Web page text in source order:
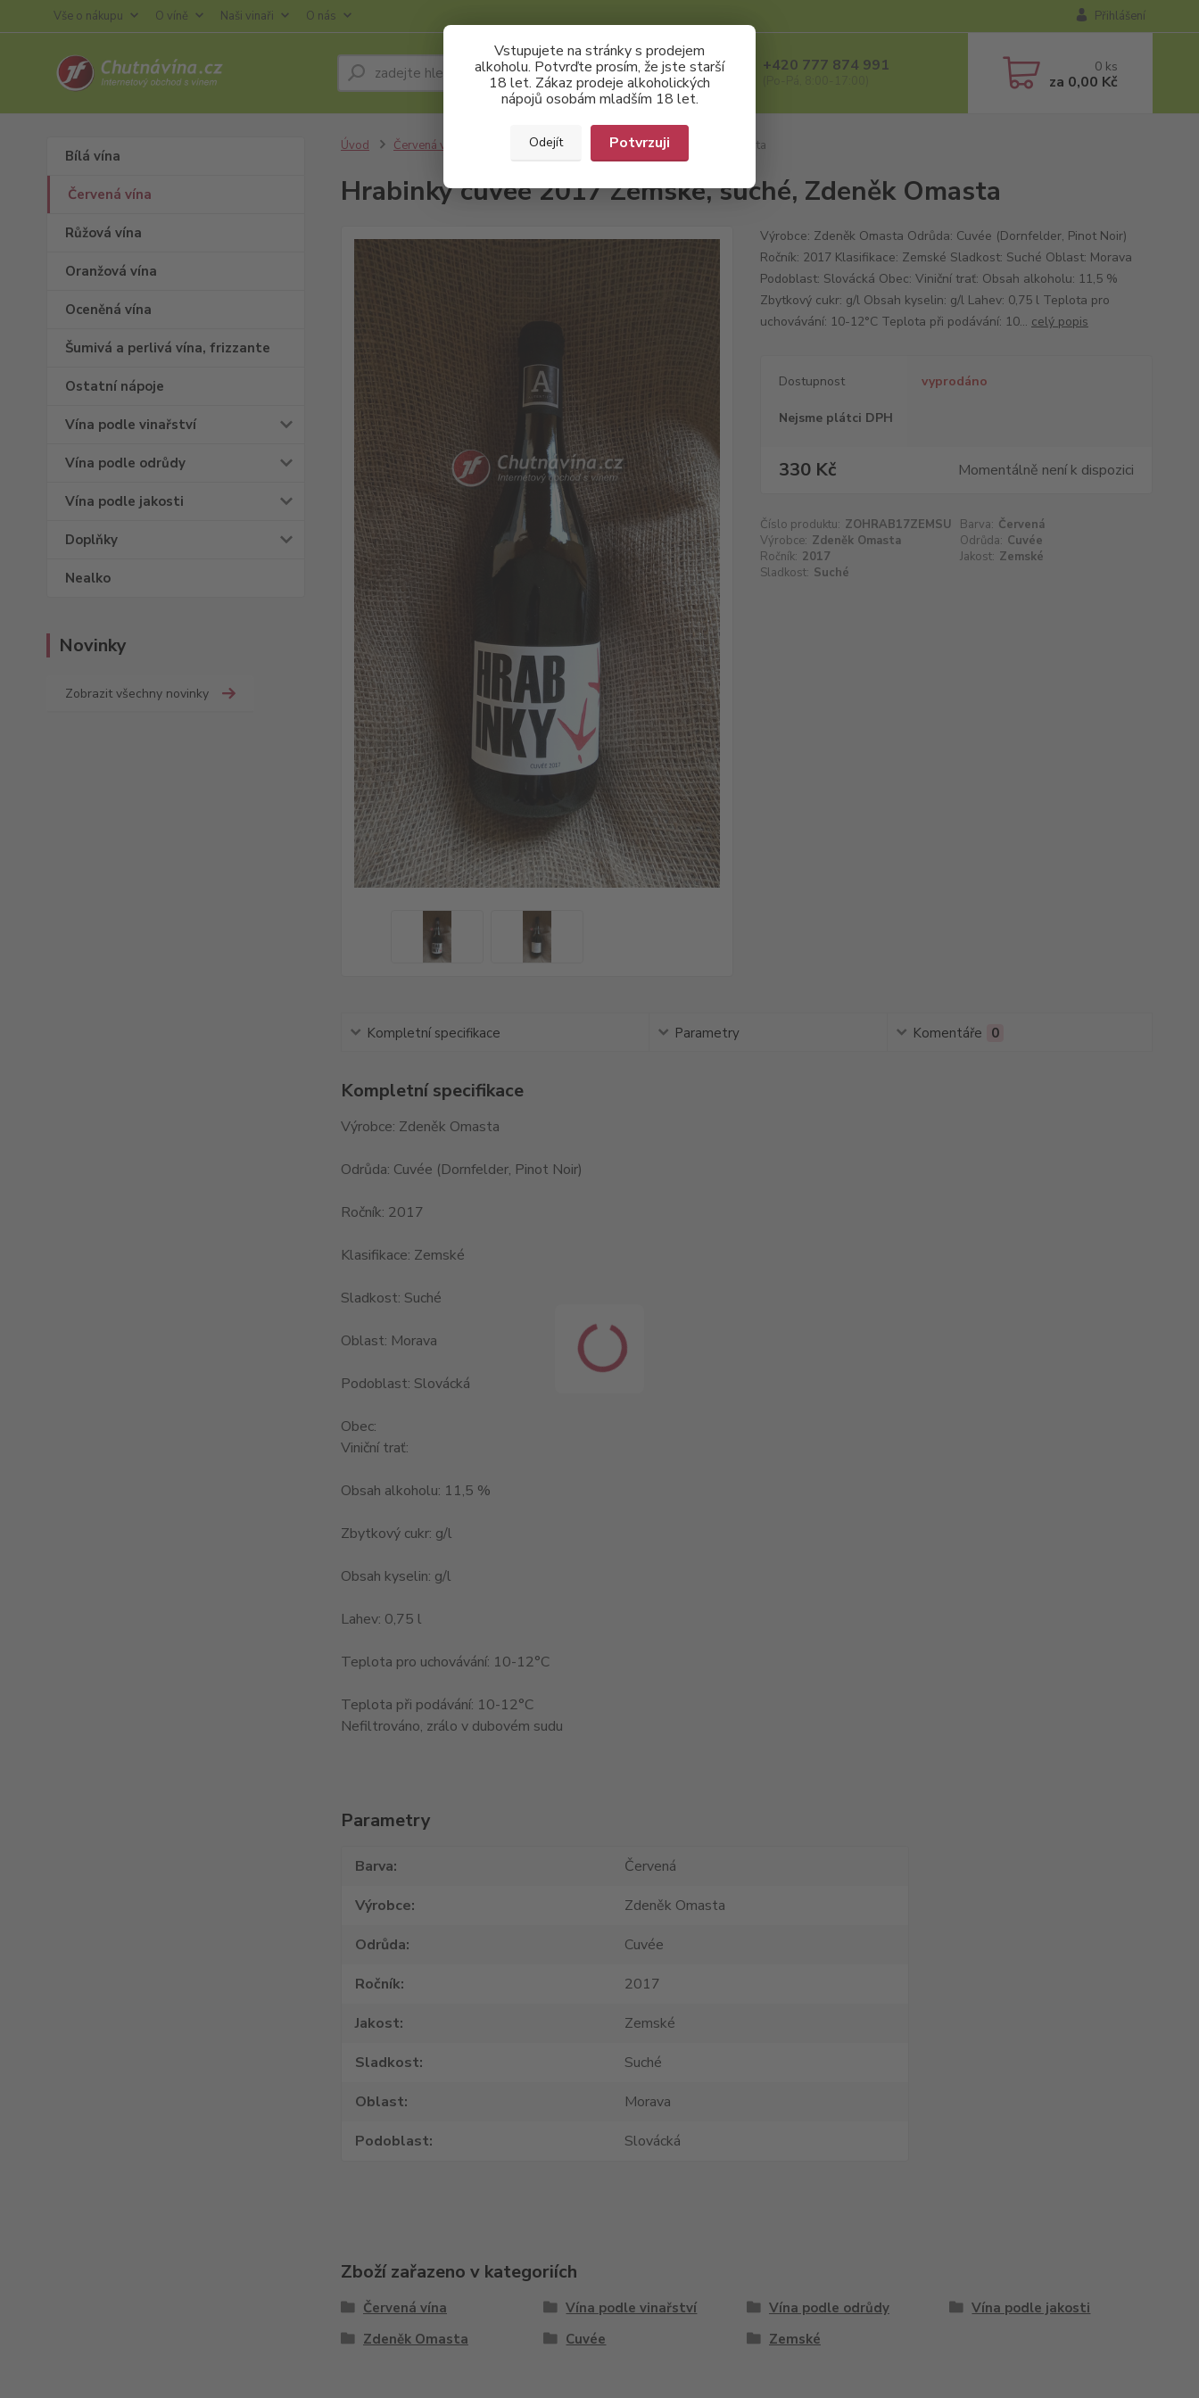
Vstupujete na stránky s prodejem
alkoholu. Potvrďte prosím, že jste starší
18 let. Zákaz prodeje alkoholických
nápojů osobám mladším 18 let.
Odejít Potvrzuji
Vše o nákupu O víně Naši vinaři O nás Přihlášení
Hledat +420 777 874 991 0 ks
za 0,00 Kč
Bílá vína
Červená vína
Růžová vína
Oranžová vína
Oceněná vína
Šumivá a perlivá vína, frizzante
Ostatní nápoje
Vína podle vinařství
Vína podle odrůdy
Vína podle jakosti
Doplňky
Nealko
Novinky
Zobrazit všechny novinky
Úvod Červená vína Hrabinky cuvée 2017 Zemské, suché, Zdeněk Omasta
Hrabinky cuvée 2017 Zemské, suché, Zdeněk Omasta
Výrobce: Zdeněk Omasta Odrůda: Cuvée (Dornfelder, Pinot Noir)
Ročník: 2017 Klasifikace: Zemské Sladkost: Suché Oblast: Morava
Podoblast: Slovácká Obec: Viniční trať: Obsah alkoholu: 11,5 %
Zbytkový cukr: g/l Obsah kyselin: g/l Lahev: 0,75 l Teplota pro
uchovávání: 10-12°C Teplota při podávání: 10... celý popis
Dostupnost vyprodáno
Nejsme plátci DPH
330 Kč Momentálně není k dispozici
Číslo produktu: ZOHRAB17ZEMSU Barva: Červená
Výrobce: Zdeněk Omasta Odrůda: Cuvée
Ročník: 2017 Jakost: Zemské
Sladkost: Suché
Kompletní specifikace Parametry Komentáře 0
Kompletní specifikace
Výrobce: Zdeněk Omasta
Odrůda: Cuvée (Dornfelder, Pinot Noir)
Ročník: 2017
Klasifikace: Zemské
Sladkost: Suché
Oblast: Morava
Podoblast: Slovácká
Obec:
Viniční trať:
Obsah alkoholu: 11,5 %
Zbytkový cukr: g/l
Obsah kyselin: g/l
Lahev: 0,75 l
Teplota pro uchovávání: 10-12°C
Teplota při podávání: 10-12°C
Nefiltrováno, zrálo v dubovém sudu
Parametry
Barva
Červená
Výrobce
Zdeněk Omasta
Odrůda
Cuvée
Ročník
2017
Jakost
Zemské
Sladkost
Suché
Oblast
Morava
Podoblast
Slovácká
Zboží zařazeno v kategoriích
Červená vína Vína podle vinařství Vína podle odrůdy
Vína podle jakosti
Zdeněk Omasta
Cuvée Zemské